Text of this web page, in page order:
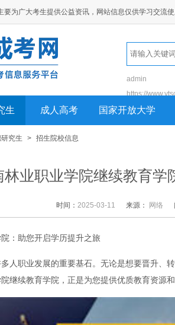
为广大考生提供公益资讯，网站信息仅供学习交流使
admin
https://
https://
https://ddqbt.cn
生 成人高考 国家开放大学
究生 > 招生院校信息
林业职业学院继续教育学
时间： 2025-03-11 来源： 网络
：助您开启学历提升之旅
人职业发展的重要基石。无论是想要晋升、
继续教育学院，正是为您提供优质教育资源